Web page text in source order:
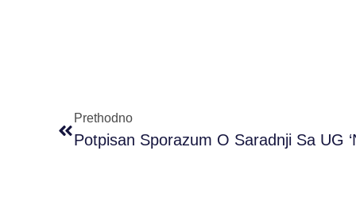
Prethodno
Potpisan Sporazum O Saradnji Sa UG